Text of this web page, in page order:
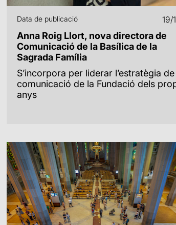
Data de publicació 19/
Anna Roig Llort, nova directora de
Comunicació de la Basílica de la
Sagrada Família
S’incorpora per liderar l’estratègia de
comunicació de la Fundació dels
anys